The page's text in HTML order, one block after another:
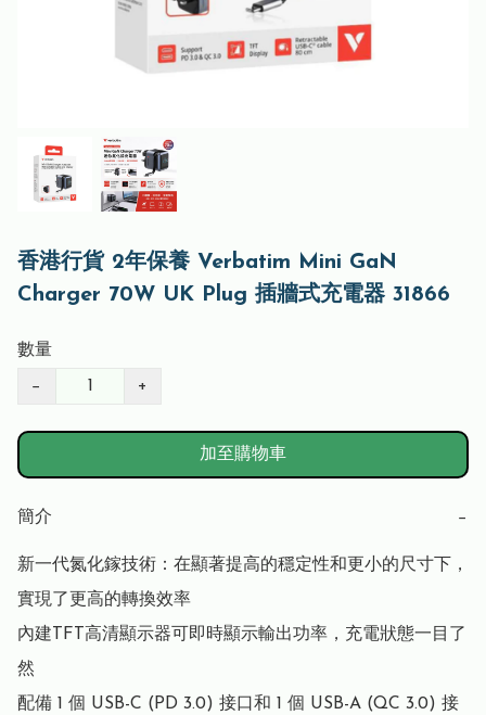
香港行貨 2年保養 Verbatim Mini GaN
Charger 70W UK Plug 插牆式充電器 31866
數量
− +
加至購物車
簡介 −
新一代氮化鎵技術：在顯著提高的穩定性和更小的尺寸下，
實現了更高的轉換效率
內建TFT高清顯示器可即時顯示輸出功率，充電狀態一目了
然
配備 1 個 USB-C (PD 3.0) 接口和 1 個 USB-A (QC 3.0) 接